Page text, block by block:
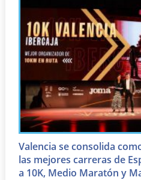
Valencia se consolida
las mejores carreras de
a 10K, Medio Maratón y